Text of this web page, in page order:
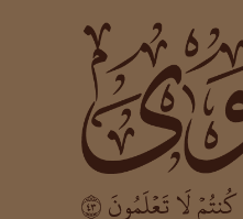
طريقة البحث